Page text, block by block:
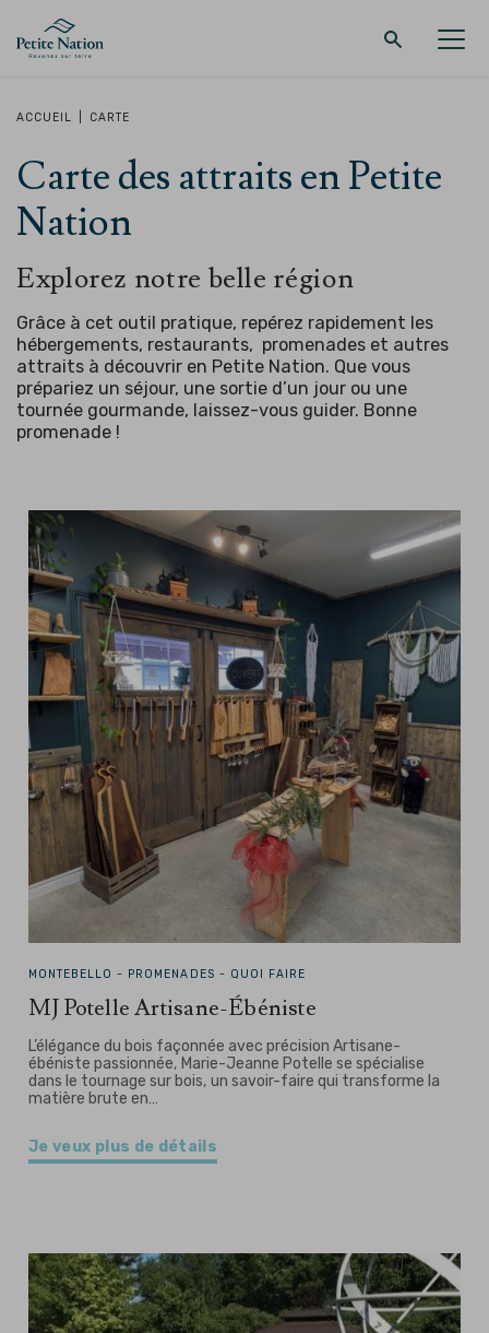
Retour au menu principal
LA RÉGION
Retour au menu principal
PROMENADES – QUOI FAIRE
Retour au menu principal
HÉBERGEMENT
Retour au menu principal
RESTAURANT
ACCUEIL CARTE
Carte des attraits en Petite
Nation
Explorez notre belle région
Grâce à cet outil pratique, repérez rapidement les
hébergements, restaurants, promenades et autres
attraits à découvrir en Petite Nation. Que vous
prépariez un séjour, une sortie d’un jour ou une
tournée gourmande, laissez-vous guider. Bonne
promenade !
MONTEBELLO - PROMENADES - QUOI FAIRE
MJ Potelle Artisane-Ébéniste
L’élégance du bois façonnée avec précision Artisane-
ébéniste passionnée, Marie-Jeanne Potelle se spécialise
dans le tournage sur bois, un savoir-faire qui transforme la
matière brute en…
Je veux plus de détails